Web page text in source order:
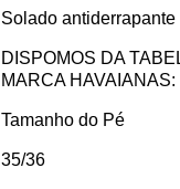
Solado antiderrapante
DISPOMOS DA
MARCA HAVAIANAS:
Tamanho do Pé
35/36 23